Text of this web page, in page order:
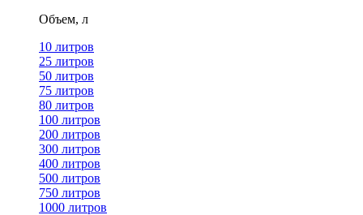
Объем, л
10 литров
25 литров
50 литров
75 литров
80 литров
100 литров
200 литров
300 литров
400 литров
500 литров
750 литров
1000 литров